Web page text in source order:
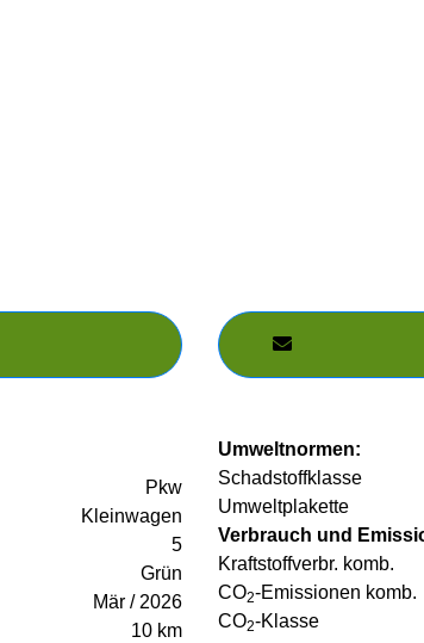
Pkw
Kleinwagen
5
Grün
Mär / 2026
10 km
Umweltnormen:
Schadstoffklasse
Umweltplakette
Verbrauch und
Kraftstoffverbr. komb.
CO2-Emissionen komb.
CO2-Klasse